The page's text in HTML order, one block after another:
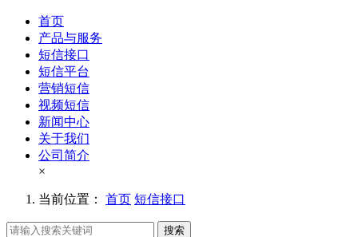
首页
产品与服务
短信接口
短信平台
营销短信
视频短信
新闻中心
关于我们
公司简介
×
当前位置： 首页 短信接口
搜索